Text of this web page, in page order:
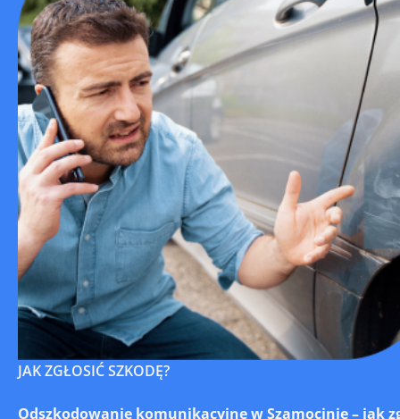
JAK ZGŁOSIĆ SZKODĘ?
Odszkodowanie komunikacyjne w Szamocinie – jak